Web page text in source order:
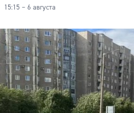
15:15 – 6 августа